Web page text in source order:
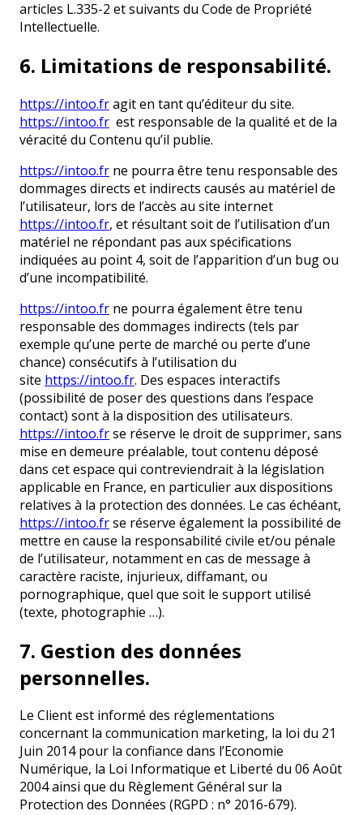
articles L.335-2 et suivants du Code de Propriété
Intellectuelle.
6. Limitations de responsabilité.
https://intoo.fragit en tant qu’éditeur du site.
https://intoo.fr est responsable de la qualité et de la
véracité du Contenu qu’il publie.
https://intoo.fr ne pourra être tenu responsable des
dommages directs et indirects causés au matériel de
l’utilisateur, lors de l’accès au site internet
https://intoo.fr, et résultant soit de l’utilisation d’un
matériel ne répondant pas aux spécifications
indiquées au point 4, soit de l’apparition d’un bug ou
d’une incompatibilité.
https://intoo.fr ne pourra également être tenu
responsable des dommages indirects (tels par
exemple qu’une perte de marché ou perte d’une
chance) consécutifs à l’utilisation du
site https://intoo.fr. Des espaces interactifs
(possibilité de poser des questions dans l’espace
contact) sont à la disposition des utilisateurs.
https://intoo.frse réserve le droit de supprimer, sans
mise en demeure préalable, tout contenu déposé
dans cet espace qui contreviendrait à la législation
applicable en France, en particulier aux dispositions
relatives à la protection des données. Le cas échéant,
https://intoo.frse réserve également la possibilité de
mettre en cause la responsabilité civile et/ou pénale
de l’utilisateur, notamment en cas de message à
caractère raciste, injurieux, diffamant, ou
pornographique, quel que soit le support utilisé
(texte, photographie …).
7. Gestion des données
personnelles.
Le Client est informé des réglementations
concernant la communication marketing, la loi du 21
Juin 2014 pour la confiance dans l’Economie
Numérique, la Loi Informatique et Liberté du 06 Août
2004 ainsi que du Règlement Général sur la
Protection des Données (RGPD : n° 2016-679).